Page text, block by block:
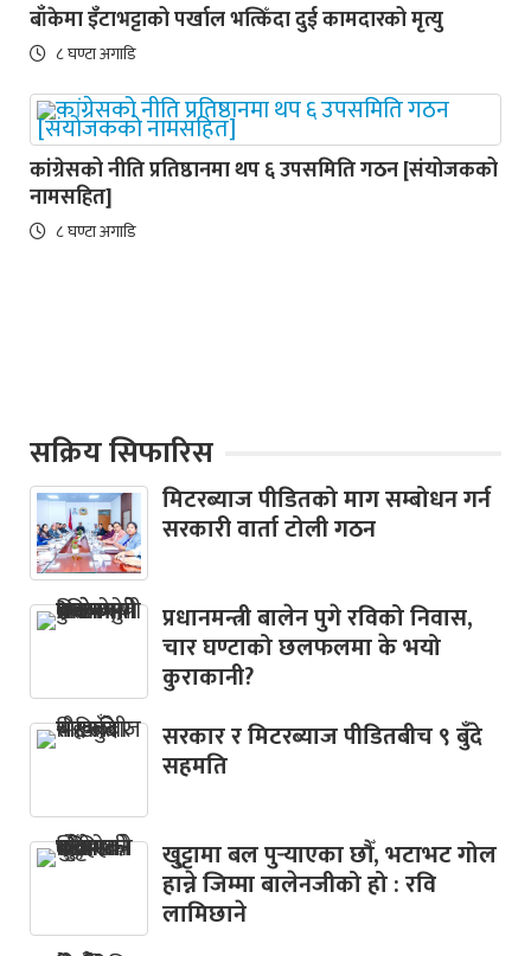
बाँकेमा इँटाभट्टाको पर्खाल भत्किँदा दुई कामदारको मृत्यु
८ घण्टा अगाडि
कांग्रेसको नीति प्रतिष्ठानमा थप ६ उपसमिति गठन [संयोजकको
नामसहित]
८ घण्टा अगाडि
सक्रिय सिफारिस
मिटरब्याज पीडितको माग सम्बोधन गर्न
सरकारी वार्ता टोली गठन
प्रधानमन्त्री बालेन पुगे रविको निवास,
चार घण्टाको छलफलमा के भयो
कुराकानी?
सरकार र मिटरब्याज पीडितबीच ९ बुँदे
सहमति
खु्ट्टामा बल पुर्‍याएका छौँ, भटाभट गोल
हान्ने जिम्मा बालेनजीको हो : रवि
लामिछाने